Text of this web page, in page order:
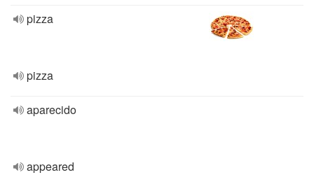
pizza
pizza
aparecido
appeared